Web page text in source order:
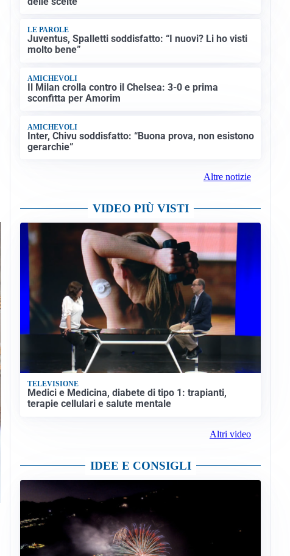
LE PAROLE
Juventus, Spalletti soddisfatto: “I nuovi? Li ho visti
molto bene”
AMICHEVOLI
Il Milan crolla contro il Chelsea: 3-0 e prima
sconfitta per Amorim
AMICHEVOLI
Inter, Chivu soddisfatto: “Buona prova, non esistono
gerarchie”
Altre notizie
VIDEO PIÙ VISTI
TELEVISIONE
Medici e Medicina, diabete di tipo 1: trapianti,
terapie cellulari e salute mentale
Altri video
IDEE E CONSIGLI